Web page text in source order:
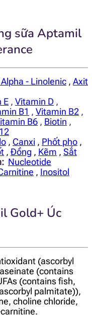
sữa Aptamil
- Linolenic , Axit
E , Vitamin D ,
B1 , Vitamin B2 ,
B6 , Biotin ,
, Canxi , Phốt pho ,
, Đồng , Kẽm , Sắt
Nucleotide
, Inositol
Gold+ Úc
(ascorbyl
(contains
(contains fish,
palmitate)),
choline chloride,